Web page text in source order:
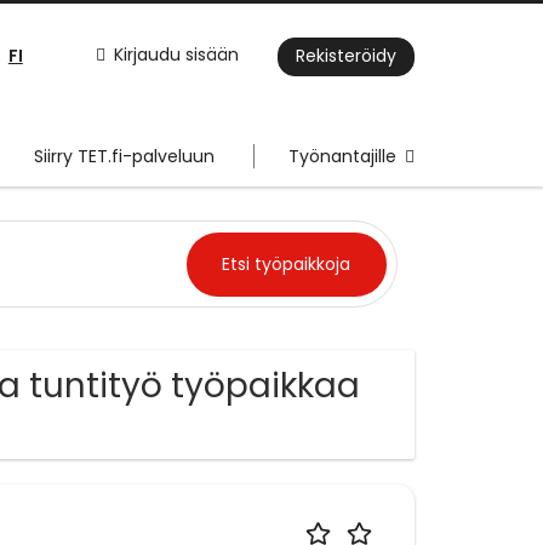
Kirjaudu sisään Rekisteröidy
FI
Siirry TET.fi-palveluun Työnantajille
tuntityö työpaikkaa